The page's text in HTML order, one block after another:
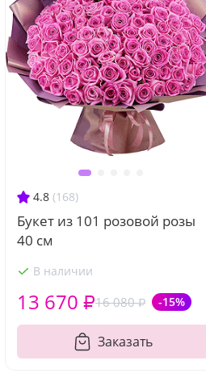
4.8 (168)
Букет из 101 розовой розы
40 см
В наличии
16 080 ₽ -15%
13 670 ₽
Заказать